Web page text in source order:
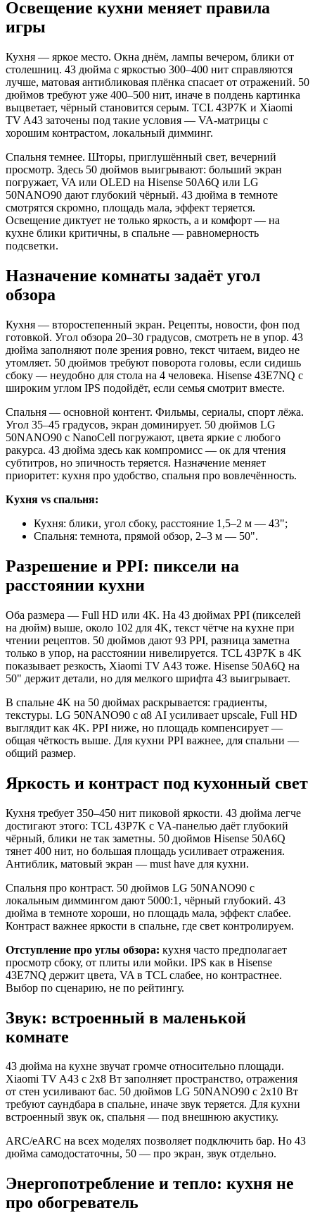
Освещение кухни меняет правила
игры
Кухня — яркое место. Окна днём, лампы вечером, блики от
столешниц. 43 дюйма с яркостью 300–400 нит справляются
лучше, матовая антибликовая плёнка спасает от отражений. 50
дюймов требуют уже 400–500 нит, иначе в полдень картинка
выцветает, чёрный становится серым. TCL 43P7K и Xiaomi
TV A43 заточены под такие условия — VA‑матрицы с
хорошим контрастом, локальный димминг.
Спальня темнее. Шторы, приглушённый свет, вечерний
просмотр. Здесь 50 дюймов выигрывают: больший экран
погружает, VA или OLED на Hisense 50A6Q или LG
50NANO90 дают глубокий чёрный. 43 дюйма в темноте
смотрятся скромно, площадь мала, эффект теряется.
Освещение диктует не только яркость, а и комфорт — на
кухне блики критичны, в спальне — равномерность
подсветки.
Назначение комнаты задаёт угол
обзора
Кухня — второстепенный экран. Рецепты, новости, фон под
готовкой. Угол обзора 20–30 градусов, смотреть не в упор. 43
дюйма заполняют поле зрения ровно, текст читаем, видео не
утомляет. 50 дюймов требуют поворота головы, если сидишь
сбоку — неудобно для стола на 4 человека. Hisense 43E7NQ с
широким углом IPS подойдёт, если семья смотрит вместе.
Спальня — основной контент. Фильмы, сериалы, спорт лёжа.
Угол 35–45 градусов, экран доминирует. 50 дюймов LG
50NANO90 с NanoCell погружают, цвета яркие с любого
ракурса. 43 дюйма здесь как компромисс — ок для чтения
субтитров, но эпичность теряется. Назначение меняет
приоритет: кухня про удобство, спальня про вовлечённость.
Кухня vs спальня:
Кухня: блики, угол сбоку, расстояние 1,5–2 м — 43";
Спальня: темнота, прямой обзор, 2–3 м — 50".
Разрешение и PPI: пиксели на
расстоянии кухни
Оба размера — Full HD или 4K. На 43 дюймах PPI (пикселей
на дюйм) выше, около 102 для 4K, текст чётче на кухне при
чтении рецептов. 50 дюймов дают 93 PPI, разница заметна
только в упор, на расстоянии нивелируется. TCL 43P7K в 4K
показывает резкость, Xiaomi TV A43 тоже. Hisense 50A6Q на
50" держит детали, но для мелкого шрифта 43 выигрывает.
В спальне 4K на 50 дюймах раскрывается: градиенты,
текстуры. LG 50NANO90 с α8 AI усиливает upscale, Full HD
выглядит как 4K. PPI ниже, но площадь компенсирует —
общая чёткость выше. Для кухни PPI важнее, для спальни —
общий размер.
Яркость и контраст под кухонный свет
Кухня требует 350–450 нит пиковой яркости. 43 дюйма легче
достигают этого: TCL 43P7K с VA‑панелью даёт глубокий
чёрный, блики не так заметны. 50 дюймов Hisense 50A6Q
тянет 400 нит, но большая площадь усиливает отражения.
Антиблик, матовый экран — must have для кухни.
Спальня про контраст. 50 дюймов LG 50NANO90 с
локальным диммингом дают 5000:1, чёрный глубокий. 43
дюйма в темноте хороши, но площадь мала, эффект слабее.
Контраст важнее яркости в спальне, где свет контролируем.
Отступление про углы обзора: кухня часто предполагает
просмотр сбоку, от плиты или мойки. IPS как в Hisense
43E7NQ держит цвета, VA в TCL слабее, но контрастнее.
Выбор по сценарию, не по рейтингу.
Звук: встроенный в маленькой
комнате
43 дюйма на кухне звучат громче относительно площади.
Xiaomi TV A43 с 2x8 Вт заполняет пространство, отражения
от стен усиливают бас. 50 дюймов LG 50NANO90 с 2x10 Вт
требуют саундбара в спальне, иначе звук теряется. Для кухни
встроенный звук ок, спальня — под внешнюю акустику.
ARC/eARC на всех моделях позволяет подключить бар. Но 43
дюйма самодостаточны, 50 — про экран, звук отдельно.
Энергопотребление и тепло: кухня не
про обогреватель